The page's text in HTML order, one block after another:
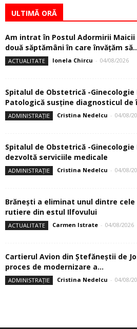
ULTIMĂ ORĂ
Am intrat în Postul Adormirii Maicii
două săptămâni în care învăţăm
ACTUALITATE Ionela Chircu - 04/08/2026
Spitalul de Obstetrică -
Patologică susţine diagnosticul de
ADMINISTRAȚIE Cristina Nedelcu - 04/08/
Spitalul de Obstetrică -
dezvoltă serviciile medicale
ADMINISTRAȚIE Cristina Nedelcu - 04/08/
Brănești a eliminat unul dintre
rutiere din estul Ilfovului
ACTUALITATE Carmen Istrate - 04/08/2026
Cartierul Avion din Ştefăneştii de
proces de modernizare a...
ADMINISTRAȚIE Cristina Nedelcu - 04/08/